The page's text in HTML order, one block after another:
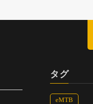
タグ
eMTB